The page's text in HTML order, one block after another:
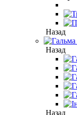
Назад
Назад
Назад